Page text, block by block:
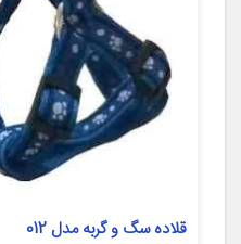
قلاده سگ و گربه مدل 012